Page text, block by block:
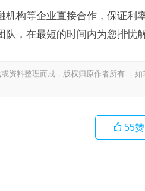
机构等企业直接合作，保证利
队，在最短的时间内为您排忧解
资料整理而成，版权归原作者所有 ，
55赞